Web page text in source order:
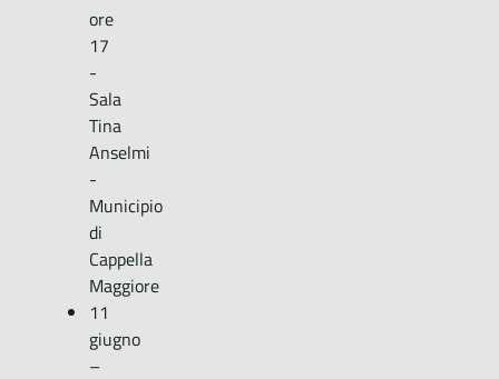
ore
17
-
Sala
Tina
Anselmi
-
Municipio
di
Cappella
Maggiore
11
giugno
–